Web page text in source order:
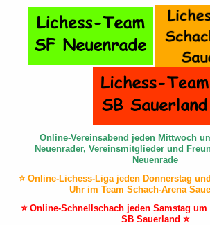
Online-Vereinsabend jeden Mittwoch
Neuenrader, Vereinsmitglieder und
Neuenrade
⭐ Online-Lichess-Liga jeden Donnerstag
Uhr im Team Schach-Arena
⭐ Online-Schnellschach jeden Samstag um
SB Sauerland ⭐